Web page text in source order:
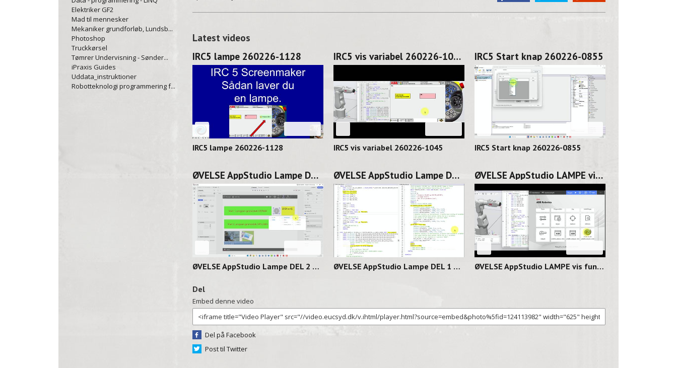
Latest videos
IRC5 lampe 260226-1128
IRC5 lampe 260226-1128
IRC5 vis variabel 260226-1045
IRC5 vis variabel 260226-1045
IRC5 Start knap 260226-0855
IRC5 Start knap 260226-0855
ØVELSE AppStudio Lampe DEL 2 260225-1131
ØVELSE AppStudio Lampe DEL 2 260225-1131
ØVELSE AppStudio Lampe DEL 1 260224-1141
ØVELSE AppStudio Lampe DEL 1 260224-1141
ØVELSE AppStudio LAMPE vis funktion 260223-1520
ØVELSE AppStudio LAMPE vis funktion 260223-1520
Del
Embed denne video
Del på Facebook
Post til Twitter
Elektriker GF2
Mad til mennesker
Mekaniker grundforløb, Lundsb...
Photoshop
Truckkørsel
Tømrer Undervisning - Sønder...
iPraxis Guides
Uddata_instruktioner
Robotteknologi programmering f...